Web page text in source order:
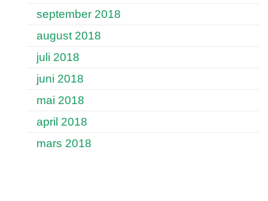
september 2018
august 2018
juli 2018
juni 2018
mai 2018
april 2018
mars 2018